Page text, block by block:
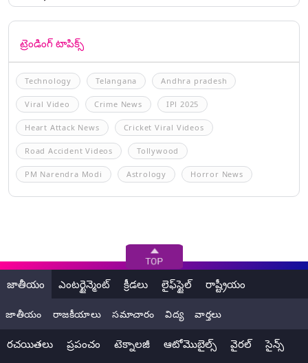
ట్రెండింగ్ టాపిక్స్
Technology Telangana Andhra pradesh
Viral Video Crime News IPl 2025
Heart Attack News Cricket Viral Videos
Road Accident Videos Tollywood
PM Narendra Modi Astrology Horror News
జాతీయం ఎంటర్టైన్మెంట్ క్రీడలు లైఫ్‌స్టైల్ రాష్ట్రీయం
జాతీయం రాజకీయాలు సమాచారం విద్య వార్తలు
రచయితలు ప్రపంచం టెక్నాలజీ ఆటోమొబైల్స్ వైరల్ సైన్స్